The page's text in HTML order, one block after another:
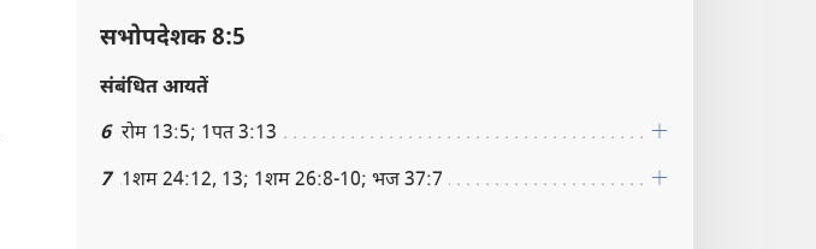
सभोपदेशक 8:5
संबंधित आयतें
6 रोम 13:5; 1पत 3:13
7 1शम 24:12, 13; 1शम 26:8-10; भज 37:7